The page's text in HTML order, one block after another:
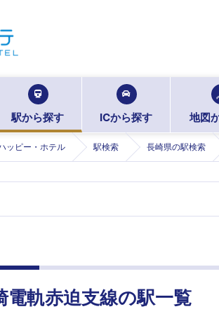
駅から探す ICから探す 地図
ッピー・ホテル 駅検索 長崎県の駅検索
電軌赤迫支線の駅一覧